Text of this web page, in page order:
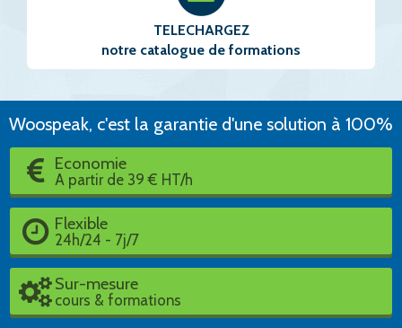
TELECHARGEZ
notre catalogue de formations
Woospeak, c'est la garantie d'une solution à 100%
Economie
A partir de 39 € HT/h
Flexible
24h/24 - 7j/7
Sur-mesure
cours & formations